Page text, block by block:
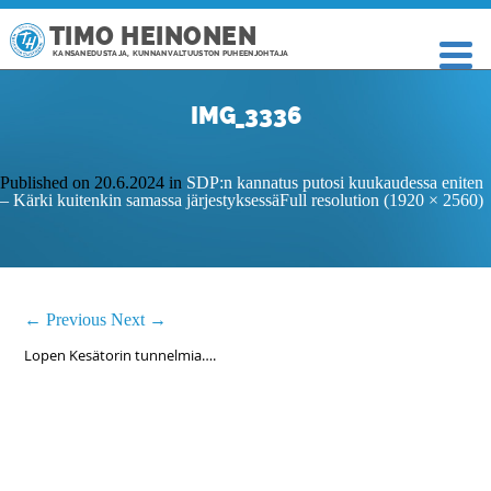
TIMO HEINONEN
KANSANEDUSTAJA, KUNNANVALTUUSTON PUHEENJOHTAJA
IMG_3336
Published on 20.6.2024 in SDP:n kannatus putosi kuukaudessa eniten
– Kärki kuitenkin samassa järjestyksessäFull resolution (1920 × 2560)
← Previous Next →
Lopen Kesätorin tunnelmia….